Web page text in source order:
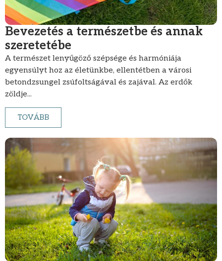
Bevezetés a természetbe és annak
szeretetébe
A természet lenyűgöző szépsége és harmóniája
egyensúlyt hoz az életünkbe, ellentétben a városi
betondzsungel zsúfoltságával és zajával. Az erdők
zöldje...
TOVÁBB